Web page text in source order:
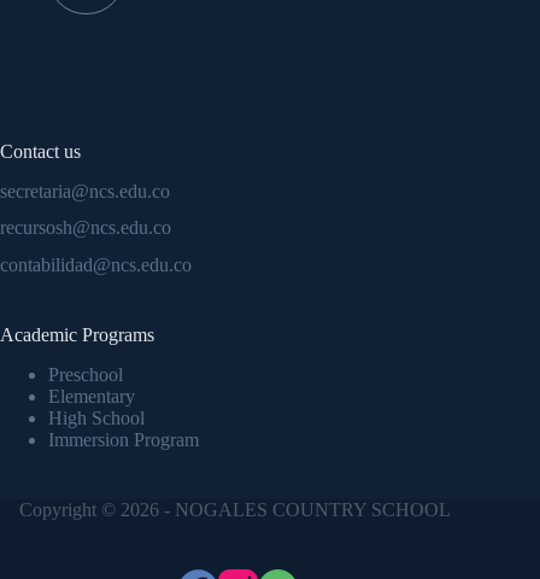
Contact us
secretaria@ncs.edu.co
recursosh@ncs.edu.co
contabilidad@ncs.edu.co
Academic Programs
Preschool
Elementary
High School
Immersion Program
Copyright © 2026 - NOGALES COUNTRY SCHOOL